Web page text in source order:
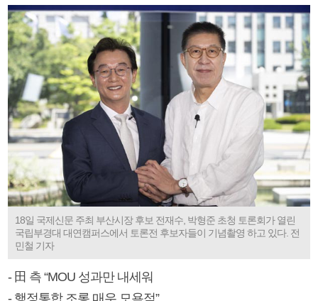
18일 국제신문 주최 부산시장 후보 전재수, 박형준 초청 토론회가 열린
국립부경대 대연캠퍼스에서 토론전 후보자들이 기념촬영 하고 있다. 전
민철 기자
- 田 측 “MOU 성과만 내세워
- 행정통합 조롱 매우 모욕적”